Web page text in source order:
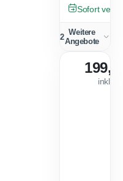
GEBRAUCHT
Sofort
2 Weitere
Angebote
inkl.